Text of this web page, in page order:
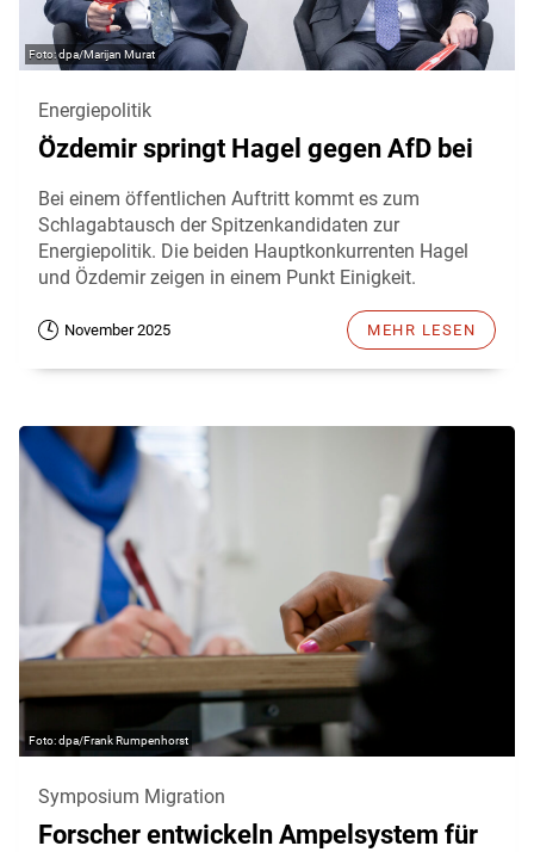
dpa/Marijan Murat
Energiepolitik
Özdemir springt Hagel gegen AfD bei
Bei einem öffentlichen Auftritt kommt es zum
Schlagabtausch der Spitzenkandidaten zur
Energiepolitik. Die beiden Hauptkonkurrenten Hagel
und Özdemir zeigen in einem Punkt Einigkeit.
November 2025 MEHR LESEN
dpa/Frank Rumpenhorst
Symposium Migration
Forscher entwickeln Ampelsystem für